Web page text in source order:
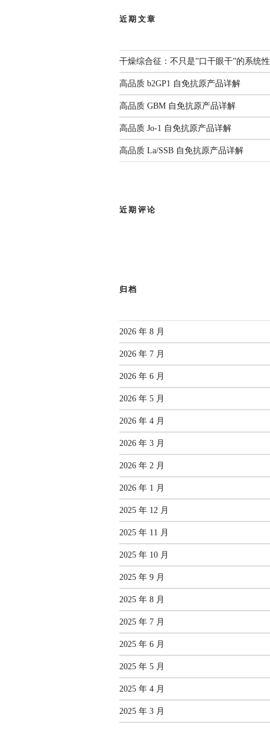
近期文章
干燥综合征：不只是”口干眼干”的系统
高品质 b2GP1 自免抗原产品详解
高品质 GBM 自免抗原产品详解
高品质 Jo-1 自免抗原产品详解
高品质 La/SSB 自免抗原产品详解
近期评论
归档
2026 年 8 月
2026 年 7 月
2026 年 6 月
2026 年 5 月
2026 年 4 月
2026 年 3 月
2026 年 2 月
2026 年 1 月
2025 年 12 月
2025 年 11 月
2025 年 10 月
2025 年 9 月
2025 年 8 月
2025 年 7 月
2025 年 6 月
2025 年 5 月
2025 年 4 月
2025 年 3 月